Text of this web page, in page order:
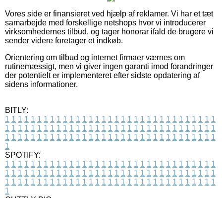
Vores side er finansieret ved hjælp af reklamer. Vi har et tæt
samarbejde med forskellige netshops hvor vi introducerer
virksomhedernes tilbud, og tager honorar ifald de brugere vi
sender videre foretager et indkøb.
Orientering om tilbud og internet firmaer værnes om
rutinemæssigt, men vi giver ingen garanti imod forandringer
der potentielt er implementeret efter sidste opdatering af
sidens informationer.
BITLY:
1 1 1 1 1 1 1 1 1 1 1 1 1 1 1 1 1 1 1 1 1 1 1 1 1 1 1 1 1 1 1 1 1
1 1 1 1 1 1 1 1 1 1 1 1 1 1 1 1 1 1 1 1 1 1 1 1 1 1 1 1 1 1 1 1 1
1 1 1 1 1 1 1 1 1 1 1 1 1 1 1 1 1 1 1 1 1 1 1 1 1 1 1 1 1 1 1 1 1
1
SPOTIFY:
1 1 1 1 1 1 1 1 1 1 1 1 1 1 1 1 1 1 1 1 1 1 1 1 1 1 1 1 1 1 1 1 1
1 1 1 1 1 1 1 1 1 1 1 1 1 1 1 1 1 1 1 1 1 1 1 1 1 1 1 1 1 1 1 1 1
1 1 1 1 1 1 1 1 1 1 1 1 1 1 1 1 1 1 1 1 1 1 1 1 1 1 1 1 1 1 1 1 1
1